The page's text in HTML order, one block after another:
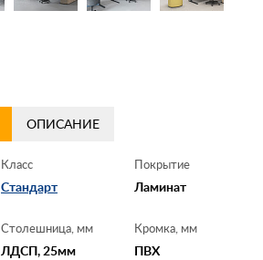
ОПИСАНИЕ
Класс
Стандарт
Покрытие
Ламинат
Столешница, мм
ЛДСП, 25мм
Кромка, мм
ПВХ